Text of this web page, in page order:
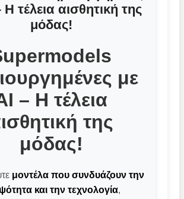
τέλεια αισθητική της
μόδας!
με
– Η τέλεια
της
μόδας!
μοντέλα που συνδυάζουν την
και την τεχνολογία,